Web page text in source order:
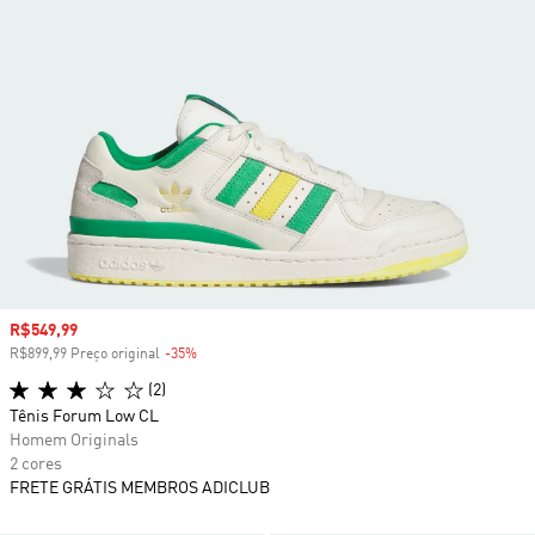
Preço com desconto
R$549,99
R$899,99 Preço original -35%
(2)
Tênis Forum Low CL
Homem Originals
2 cores
FRETE GRÁTIS MEMBROS ADICLUB